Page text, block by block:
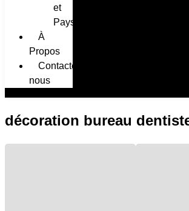
et
Paysage
À
Propos ​
Contactez-
nous
décoration bureau